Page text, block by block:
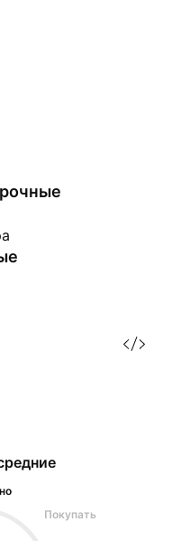
Покупать